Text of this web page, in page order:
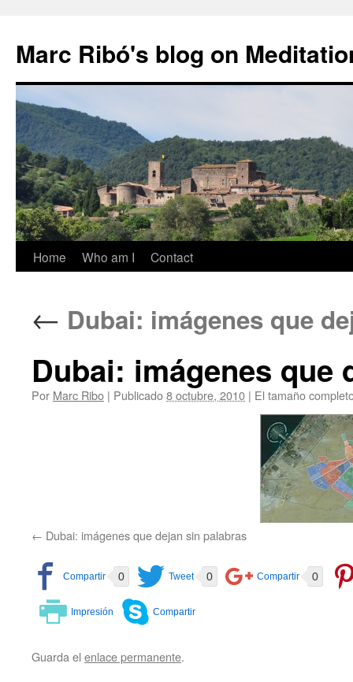
Marc Ribó's blog on
Saltar
contenido
Home Who am I Contact
← Dubai: imágenes que
Dubai: imágenes que
Por Marc Ribo | Publicado8 octubre, 2010 | El tamaño
Dubai: imágenes que dejan sin palabras
0 0 0
Guarda el enlace permanente.